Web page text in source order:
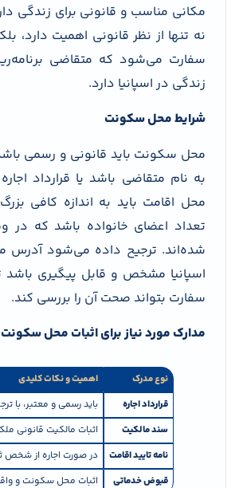
مکانی مناسب و قانونی برای زندگی
نه تنها از نظر قانونی اهمیت دارد،
سفارت می‌شود که متقاضی
زندگی در اسپانیا دارد.
شرایط محل سکونت
محل سکونت باید قانونی و رسمی
به نام متقاضی باشد یا قرارداد
محل اقامت باید به اندازه کافی
تعداد اعضای خانواده باشد که در
شده‌اند. ترجیح داده می‌شود
اسپانیا مشخص و قابل پیگیری باشد
سفارت بتواند صحت آن را بررسی کند.
مدارک مورد نیاز برای اثبات محل سکونت
نوع مدرک
اهمیت و نکات کلیدی
قرارداد اجاره
باید رسمی و معتبر، با
سند مالکیت
اثبات مالکیت قانونی
نامه تایید اقامت
در صورت اجاره از شخص
قبوض خدماتی
اثبات محل سکونت و